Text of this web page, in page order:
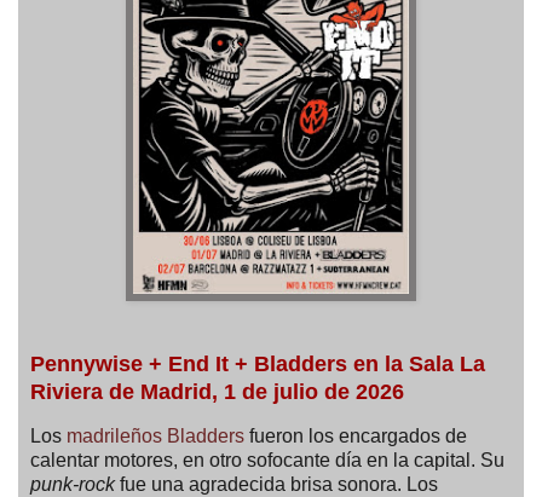
Pennywise + End It + Bladders en la Sala La
Riviera de Madrid, 1 de julio de 2026
Los madrileños Bladders fueron los encargados de
calentar motores, en otro sofocante día en la capital. Su
punk-rockfue una agradecida brisa sonora. Los